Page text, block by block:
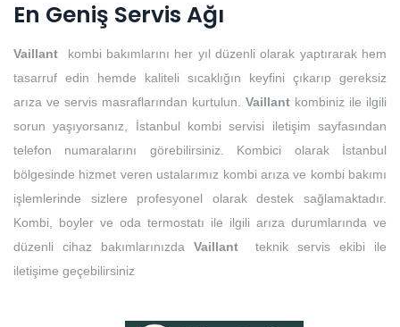
En Geniş Servis Ağı
Vaillant kombi bakımlarını her yıl düzenli olarak yaptırarak hem
tasarruf edin hemde kaliteli sıcaklığın keyfini çıkarıp gereksiz
arıza ve servis masraflarından kurtulun. Vaillant kombiniz ile ilgili
sorun yaşıyorsanız, İstanbul kombi servisi iletişim sayfasından
telefon numaralarını görebilirsiniz. Kombici olarak İstanbul
bölgesinde hizmet veren ustalarımız kombi arıza ve kombi bakımı
işlemlerinde sizlere profesyonel olarak destek sağlamaktadır.
Kombi, boyler ve oda termostatı ile ilgili arıza durumlarında ve
düzenli cihaz bakımlarınızda Vaillantteknik servis ekibi ile
iletişime geçebilirsiniz